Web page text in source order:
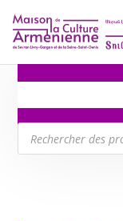
Recherche
de
produits